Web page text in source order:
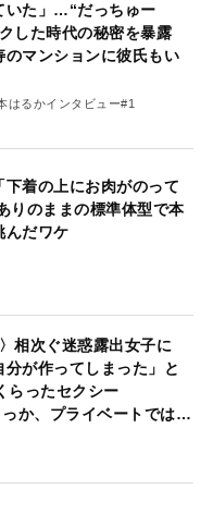
いた」…“だっちゅー
した時代の秘密を暴露
のマンションに彼氏もい
はるかインタビュー#1
下着の上にお肉がのって
りのままの標準体型で本
んだワケ
相次ぐ迷惑露出女子に
分が作ってしまった」と
ったセクシー
か、プライベートでは…